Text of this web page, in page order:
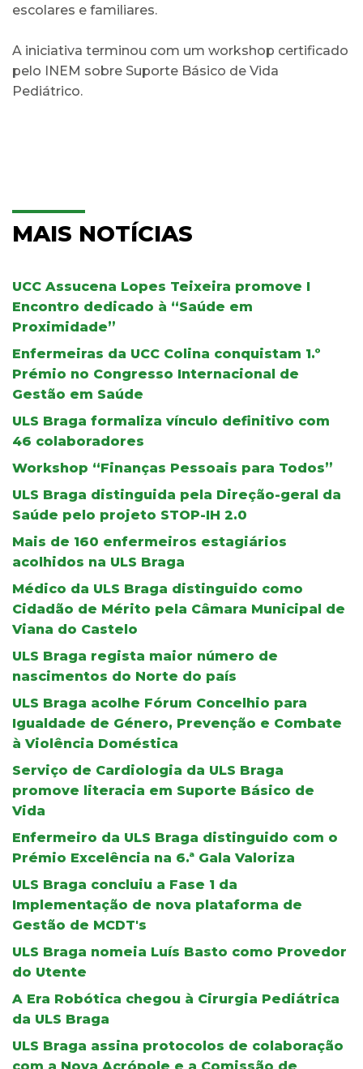
escolares e familiares.
A iniciativa terminou com um workshop certificado
pelo INEM sobre Suporte Básico de Vida
Pediátrico.
MAIS NOTÍCIAS
UCC Assucena Lopes Teixeira promove I
Encontro dedicado à “Saúde em
Proximidade”
Enfermeiras da UCC Colina conquistam 1.º
Prémio no Congresso Internacional de
Gestão em Saúde
ULS Braga formaliza vínculo definitivo com
46 colaboradores
Workshop “Finanças Pessoais para Todos”
ULS Braga distinguida pela Direção-geral da
Saúde pelo projeto STOP-IH 2.0
Mais de 160 enfermeiros estagiários
acolhidos na ULS Braga
Médico da ULS Braga distinguido como
Cidadão de Mérito pela Câmara Municipal de
Viana do Castelo
ULS Braga regista maior número de
nascimentos do Norte do país
ULS Braga acolhe Fórum Concelhio para
Igualdade de Género, Prevenção e Combate
à Violência Doméstica
Serviço de Cardiologia da ULS Braga
promove literacia em Suporte Básico de
Vida
Enfermeiro da ULS Braga distinguido com o
Prémio Excelência na 6.ª Gala Valoriza
ULS Braga concluiu a Fase 1 da
Implementação de nova plataforma de
Gestão de MCDT's
ULS Braga nomeia Luís Basto como Provedor
do Utente
A Era Robótica chegou à Cirurgia Pediátrica
da ULS Braga
ULS Braga assina protocolos de colaboração
com a Nova Acrópole e a Comissão de